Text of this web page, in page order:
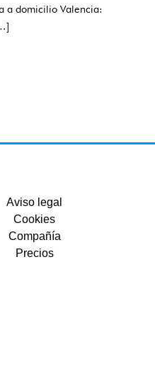
a domicilio Valencia:
Aviso legal
Cookies
Compañía
Precios